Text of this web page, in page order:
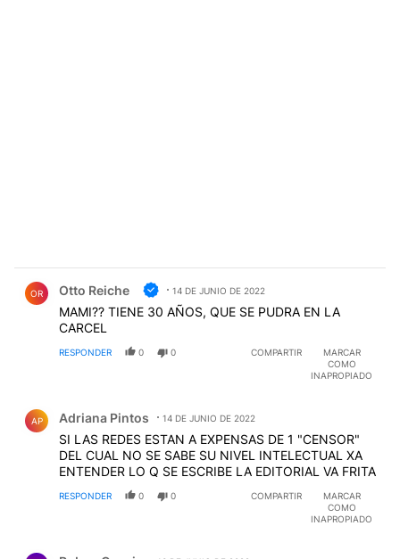
OR Otto Reiche 14 DE JUNIO DE 2022
MAMI?? TIENE 30 AÑOS, QUE SE PUDRA EN LA
CARCEL
RESPONDER 0 0 COMPARTIR
MARCAR
COMO
INAPROPIADO
AP Adriana Pintos 14 DE JUNIO DE 2022
SI LAS REDES ESTAN A EXPENSAS DE 1 "CENSOR"
DEL CUAL NO SE SABE SU NIVEL INTELECTUAL XA
ENTENDER LO Q SE ESCRIBE LA EDITORIAL VA FRITA
RESPONDER 0 0 COMPARTIR
MARCAR
COMO
INAPROPIADO